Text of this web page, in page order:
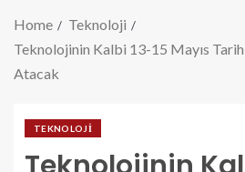
Home
Teknoloji
Teknolojinin Kalbi 13-15 Mayıs
Atacak
TEKNOLOJI